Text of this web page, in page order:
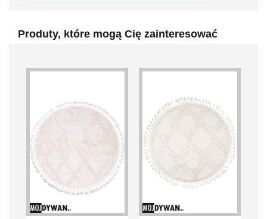
Produty, które mogą Cię zainteresować